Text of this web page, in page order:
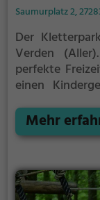
Saumurplatz 2,
Der
Verden (Aller).
perfekte
einen
dem
Abenteuer
Anfängern
Mehr